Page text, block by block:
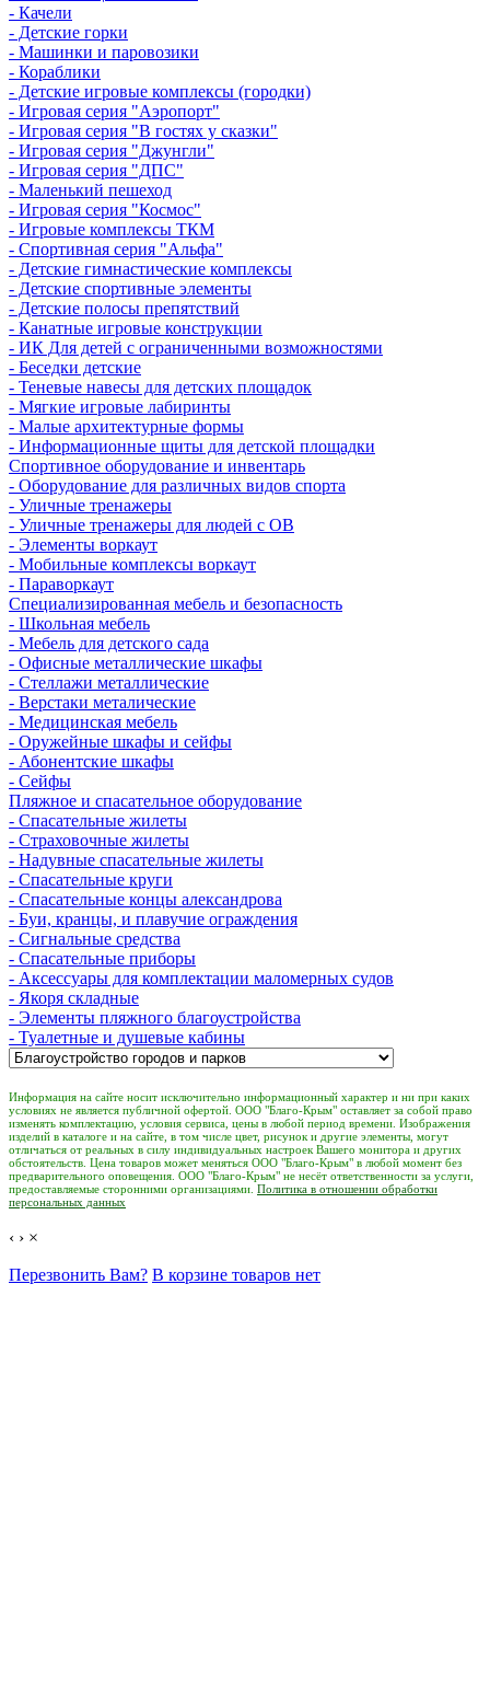
- Качели
- Детские горки
- Машинки и паровозики
- Кораблики
- Детские игровые комплексы (городки)
- Игровая серия "Аэропорт"
- Игровая серия "В гостях у сказки"
- Игровая серия "Джунгли"
- Игровая серия "ДПС"
- Маленький пешеход
- Игровая серия "Космос"
- Игровые комплексы ТКМ
- Спортивная серия "Альфа"
- Детские гимнастические комплексы
- Детские спортивные элементы
- Детские полосы препятствий
- Канатные игровые конструкции
- ИК Для детей с ограниченными возможностями
- Беседки детские
- Теневые навесы для детских площадок
- Мягкие игровые лабиринты
- Малые архитектурные формы
- Информационные щиты для детской площадки
Спортивное оборудование и инвентарь
- Оборудование для различных видов спорта
- Уличные тренажеры
- Уличные тренажеры для людей с ОВ
- Элементы воркаут
- Мобильные комплексы воркаут
- Параворкаут
Cпециализированная мебель и безопасность
- Школьная мебель
- Мебель для детского сада
- Офисные металлические шкафы
- Стеллажи металлические
- Верстаки металические
- Медицинская мебель
- Оружейные шкафы и сейфы
- Абонентские шкафы
- Сейфы
Пляжное и спасательное оборудование
- Спасательные жилеты
- Страховочные жилеты
- Надувные спасательные жилеты
- Спасательные круги
- Спасательные концы александрова
- Буи, кранцы, и плавучие ограждения
- Сигнальные средства
- Спасательные приборы
- Аксессуары для комплектации маломерных судов
- Якоря складные
- Элементы пляжного благоустройства
- Туалетные и душевые кабины
Информация на сайте носит исключительно информационный характер и ни при каких
условиях не является публичной офертой. ООО "Благо-Крым" оставляет за собой право
изменять комплектацию, условия сервиса, цены в любой период времени. Изображения
изделий в каталоге и на сайте, в том числе цвет, рисунок и другие элементы, могут
отличаться от реальных в силу индивидуальных настроек Вашего монитора и других
обстоятельств. Цена товаров может меняться ООО "Благо-Крым" в любой момент без
предварительного оповещения. ООО "Благо-Крым" не несёт ответственности за услуги,
предоставляемые сторонними организациями. Политика в отношении обработки
персональных данных
‹ › ×
Перезвонить Вам? В корзине товаров нет